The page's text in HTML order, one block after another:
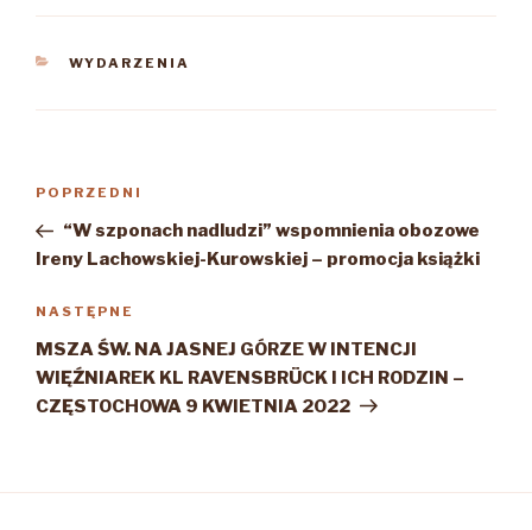
KATEGORIE
WYDARZENIA
Poprzedni
wpis
POPRZEDNI
“W szponach nadludzi” wspomnienia obozowe
Ireny Lachowskiej-Kurowskiej – promocja książki
Następny
wpis
NASTĘPNE
MSZA ŚW. NA JASNEJ GÓRZE W INTENCJI
WIĘŹNIAREK KL RAVENSBRÜCK I ICH RODZIN –
CZĘSTOCHOWA 9 KWIETNIA 2022